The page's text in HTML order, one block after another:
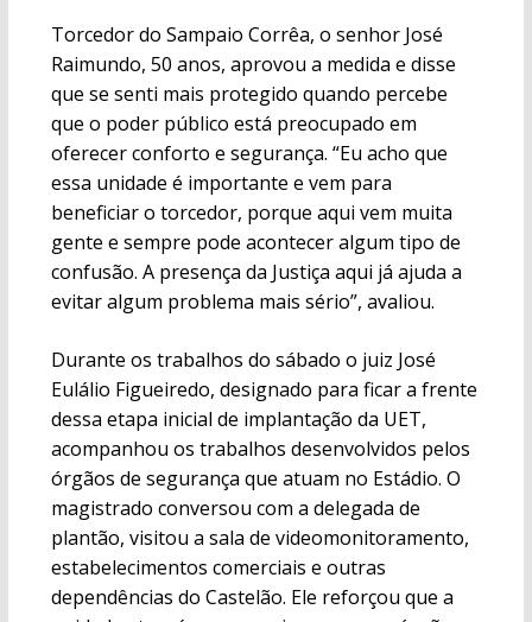
Torcedor do Sampaio Corrêa, o senhor José
Raimundo, 50 anos, aprovou a medida e disse
que se senti mais protegido quando percebe
que o poder público está preocupado em
oferecer conforto e segurança. “Eu acho que
essa unidade é importante e vem para
beneficiar o torcedor, porque aqui vem muita
gente e sempre pode acontecer algum tipo de
confusão. A presença da Justiça aqui já ajuda a
evitar algum problema mais sério”, avaliou.
Durante os trabalhos do sábado o juiz José
Eulálio Figueiredo, designado para ficar a frente
dessa etapa inicial de implantação da UET,
acompanhou os trabalhos desenvolvidos pelos
órgãos de segurança que atuam no Estádio. O
magistrado conversou com a delegada de
plantão, visitou a sala de videomonitoramento,
estabelecimentos comerciais e outras
dependências do Castelão. Ele reforçou que a